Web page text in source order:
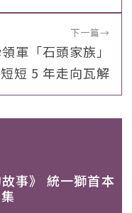
下一篇→
軍「石頭家族」
短 5 年走向瓦解
故事》 統一獅首本